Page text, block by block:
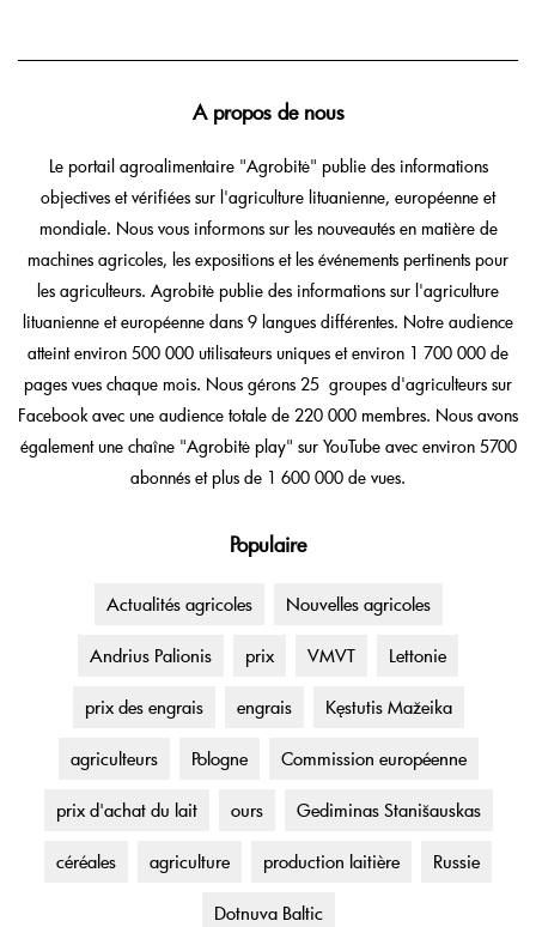
A propos de nous
Le portail agroalimentaire "Agrobitė" publie des informations
objectives et vérifiées sur l'agriculture lituanienne, européenne et
mondiale. Nous vous informons sur les nouveautés en matière de
machines agricoles, les expositions et les événements pertinents pour
les agriculteurs. Agrobitė publie des informations sur l'agriculture
lituanienne et européenne dans 9 langues différentes. Notre audience
atteint environ 500 000 utilisateurs uniques et environ 1 700 000 de
pages vues chaque mois. Nous gérons 25 groupes d'agriculteurs sur
Facebook avec une audience totale de 220 000 membres. Nous avons
également une chaîne "Agrobitė play" sur YouTube avec environ 5700
abonnés et plus de 1 600 000 de vues.
Populaire
Actualités agricoles Nouvelles agricoles
Andrius Palionis prix VMVT Lettonie
prix des engrais engrais Kęstutis Mažeika
agriculteurs Pologne Commission européenne
prix d'achat du lait ours Gediminas Stanišauskas
céréales agriculture production laitière Russie
Dotnuva Baltic